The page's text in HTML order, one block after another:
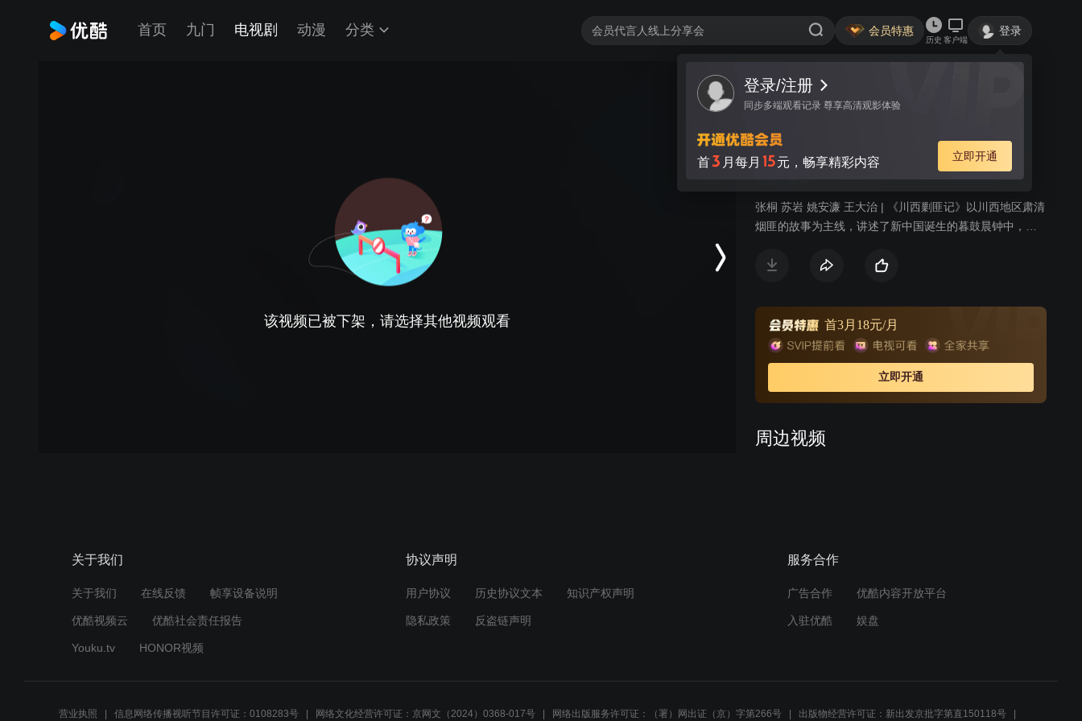
首页 九门 电视剧 动漫 分类 会员特惠
历史 客户端
登录
该视频已被下架，请选择其他视频观看
视频 讨论
川西剿匪记
张桐 苏岩 姚安濂 王大治 | 《川西剿匪记》以川西地区肃清
烟匪的故事为主线，讲述了新中国诞生的暮鼓晨钟中，川
苦命鸳鸯的爱恨情仇。剧中的热血青春、兄弟情义也是一
首3月18元/月
立即开通
周边视频
了！
01:53
关于我们
关于我们 在线反馈 帧享设备说明
优酷视频云 优酷社会责任报告
Youku.tv HONOR视频
协议声明
用户协议 历史协议文本 知识产权声明
隐私政策 反盗链声明
服务合作
广告合作 优酷内容开放平台
入驻优酷 娱盘
营业执照 信息网络传播视听节目许可证：0108283号 网络文化经营许可证：京网文（2024）0368-017号 网络出版服务许可证：（署）网出证（京）字第266号 出版物经营许可证：新出发京批字第直150118号